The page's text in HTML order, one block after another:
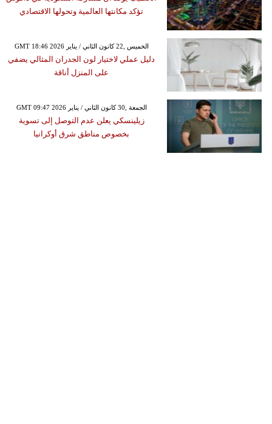
تؤكد مكانتها العالمية وتحولها الاقتصادي
GMT 18:46 2026 الخميس ,22 كانون الثاني / يناير
دليل عملي لاختيار لون الجدران المثالي يضفي
على المنزل أناقة
GMT 09:47 2026 الجمعة ,30 كانون الثاني / يناير
زيلينسكي يعلن عدم التوصل إلى تسوية
بخصوص مناطق شرق أوكرانيا